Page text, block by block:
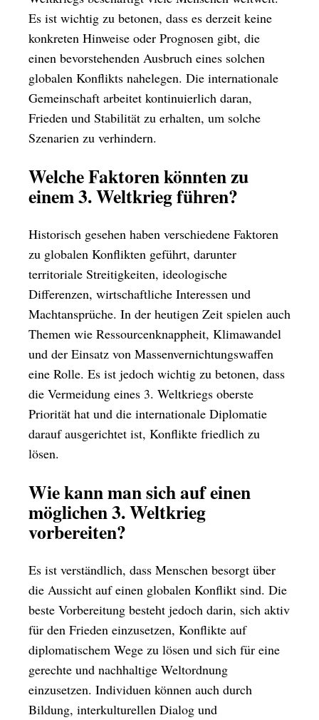
Es ist wichtig zu betonen, dass es derzeit keine
konkreten Hinweise oder Prognosen gibt, die
einen bevorstehenden Ausbruch eines solchen
globalen Konflikts nahelegen. Die internationale
Gemeinschaft arbeitet kontinuierlich daran,
Frieden und Stabilität zu erhalten, um solche
Szenarien zu verhindern.
Welche Faktoren könnten zu
einem 3. Weltkrieg führen?
Historisch gesehen haben verschiedene Faktoren
zu globalen Konflikten geführt, darunter
territoriale Streitigkeiten, ideologische
Differenzen, wirtschaftliche Interessen und
Machtansprüche. In der heutigen Zeit spielen auch
Themen wie Ressourcenknappheit, Klimawandel
und der Einsatz von Massenvernichtungswaffen
eine Rolle. Es ist jedoch wichtig zu betonen, dass
die Vermeidung eines 3. Weltkriegs oberste
Priorität hat und die internationale Diplomatie
darauf ausgerichtet ist, Konflikte friedlich zu
lösen.
Wie kann man sich auf einen
möglichen 3. Weltkrieg
vorbereiten?
Es ist verständlich, dass Menschen besorgt über
die Aussicht auf einen globalen Konflikt sind. Die
beste Vorbereitung besteht jedoch darin, sich aktiv
für den Frieden einzusetzen, Konflikte auf
diplomatischem Wege zu lösen und sich für eine
gerechte und nachhaltige Weltordnung
einzusetzen. Individuen können auch durch
Bildung, interkulturellen Dialog und